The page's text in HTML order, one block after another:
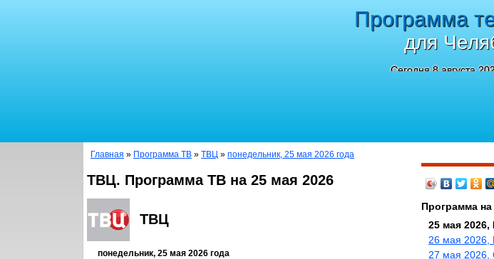
Программа
для
Сегодня 8 августа
Главная » Программа ТВ » ТВЦ » понедельник, 25 мая 2026 года
ТВЦ. Программа ТВ на 25 мая 2026
ТВЦ
понедельник, 25 мая 2026 года
Программа
25 мая 2026,
26 мая 2026,
27 мая 2026,